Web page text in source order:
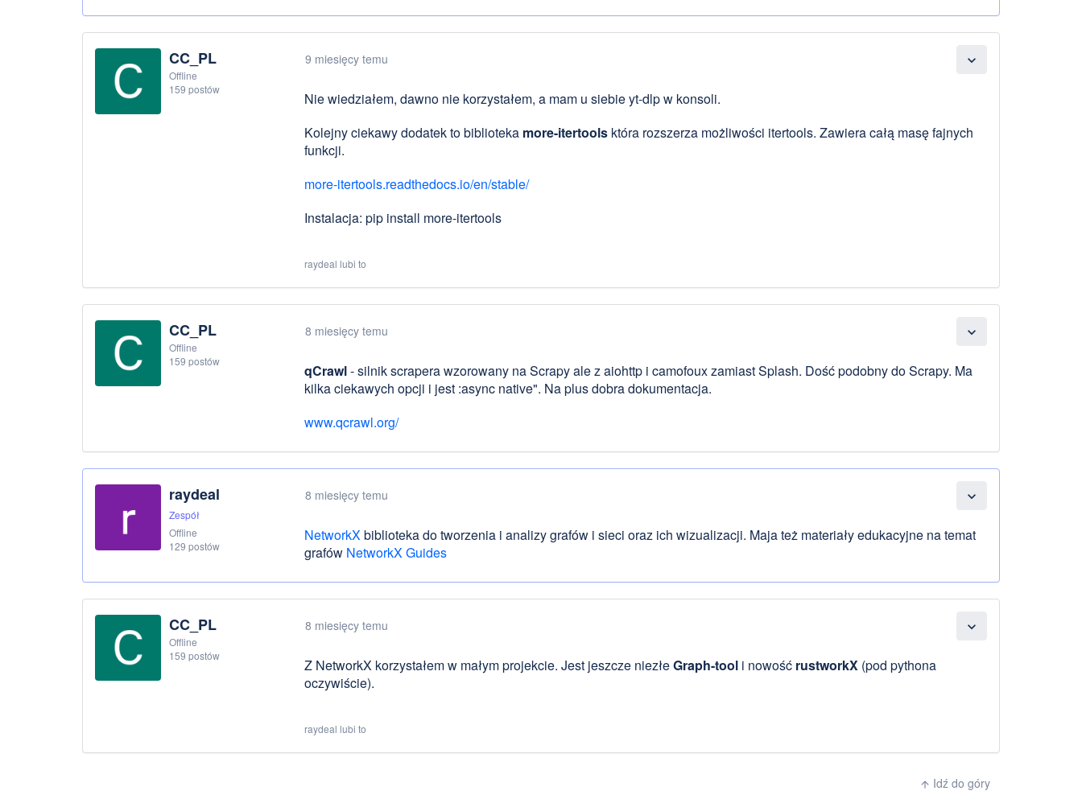
CC_PL
Offline
159 postów
9 miesięcy temu expand_more
Nie wiedziałem, dawno nie korzystałem, a mam u siebie yt-dlp w konsoli.
Kolejny ciekawy dodatek to biblioteka more-itertools która rozszerza możliwości itertools. Zawiera całą masę fajnych
funkcji.
more-itertools.readthedocs.io/en/stable/
Instalacja: pip install more-itertools
raydeal lubi to
CC_PL
Offline
159 postów
8 miesięcy temu expand_more
qCrawl- silnik scrapera wzorowany na Scrapy ale z aiohttp i camofoux zamiast Splash. Dość podobny do Scrapy. Ma
kilka ciekawych opcji i jest :async native". Na plus dobra dokumentacja.
www.qcrawl.org/
raydeal
Zespół
Offline
129 postów
8 miesięcy temu expand_more
NetworkXbiblioteka do tworzenia i analizy grafów i sieci oraz ich wizualizacji. Maja też materiały edukacyjne na temat
grafów NetworkX Guides
CC_PL
Offline
159 postów
8 miesięcy temu expand_more
Z NetworkX korzystałem w małym projekcie. Jest jeszcze niezłeGraph-tool i nowość rustworkX (pod pythona
oczywiście).
raydeal lubi to
arrow_upward Idź do góry